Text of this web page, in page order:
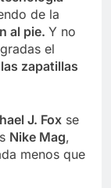
de la
al pie. Y no
el
las zapatillas
J. Fox se
Nike Mag,
menos que